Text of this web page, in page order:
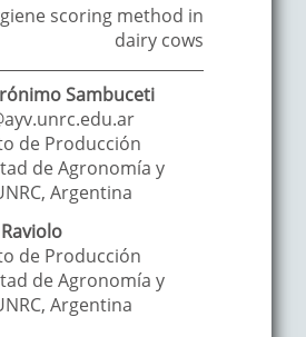
scoring method in
dairy cows
Sambuceti
de Producción
de Agronomía y
, Argentina
Raviolo
de Producción
de Agronomía y
, Argentina